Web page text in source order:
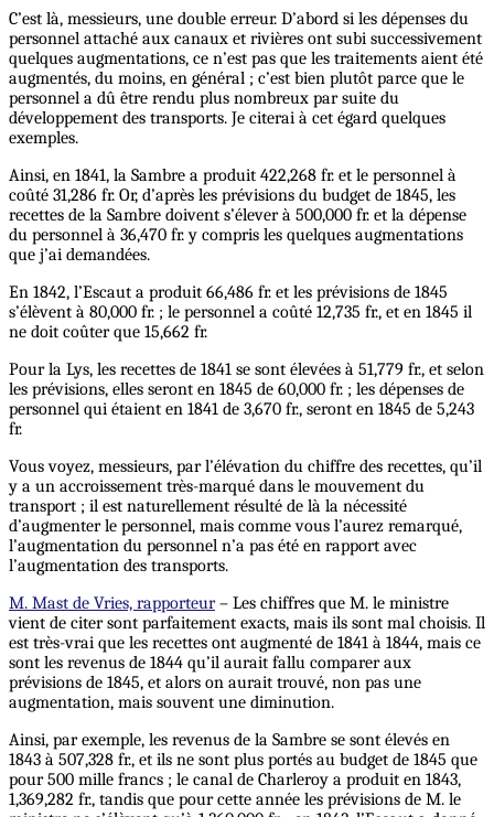
C’est là, messieurs, une double erreur. D’abord si les dépenses du
personnel attaché aux canaux et rivières ont subi successivement
quelques augmentations, ce n’est pas que les traitements aient été
augmentés, du moins, en général ; c’est bien plutôt parce que le
personnel a dû être rendu plus nombreux par suite du
développement des transports. Je citerai à cet égard quelques
exemples.
Ainsi, en 1841, la Sambre a produit 422,268 fr. et le personnel à
coûté 31,286 fr. Or, d’après les prévisions du budget de 1845, les
recettes de la Sambre doivent s’élever à 500,000 fr. et la dépense
du personnel à 36,470 fr. y compris les quelques augmentations
que j’ai demandées.
En 1842, l’Escaut a produit 66,486 fr. et les prévisions de 1845
s’élèvent à 80,000 fr. ; le personnel a coûté 12,735 fr., et en 1845 il
ne doit coûter que 15,662 fr.
Pour la Lys, les recettes de 1841 se sont élevées à 51,779 fr., et selon
les prévisions, elles seront en 1845 de 60,000 fr. ; les dépenses de
personnel qui étaient en 1841 de 3,670 fr., seront en 1845 de 5,243
fr.
Vous voyez, messieurs, par l’élévation du chiffre des recettes, qu’il
y a un accroissement très-marqué dans le mouvement du
transport ; il est naturellement résulté de là la nécessité
d’augmenter le personnel, mais comme vous l’aurez remarqué,
l’augmentation du personnel n’a pas été en rapport avec
l’augmentation des transports.
M. Mast de Vries, rapporteur– Les chiffres que M. le ministre
vient de citer sont parfaitement exacts, mais ils sont mal choisis. Il
est très-vrai que les recettes ont augmenté de 1841 à 1844, mais ce
sont les revenus de 1844 qu’il aurait fallu comparer aux
prévisions de 1845, et alors on aurait trouvé, non pas une
augmentation, mais souvent une diminution.
Ainsi, par exemple, les revenus de la Sambre se sont élevés en
1843 à 507,328 fr., et ils ne sont plus portés au budget de 1845 que
pour 500 mille francs ; le canal de Charleroy a produit en 1843,
1,369,282 fr., tandis que pour cette année les prévisions de M. le